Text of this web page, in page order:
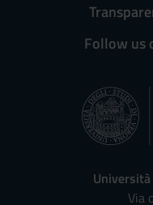
Follow us
Via